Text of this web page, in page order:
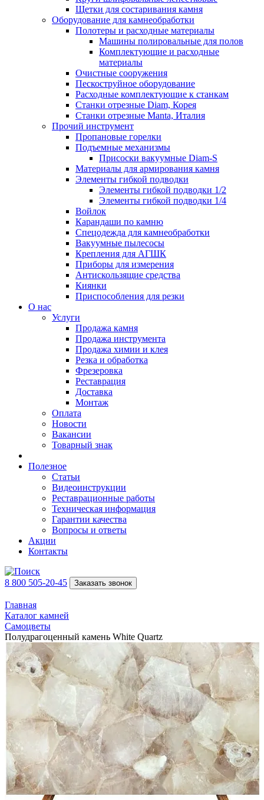
Щетки для состаривания камня
Оборудование для камнеобработки
Полотеры и расходные материалы
Машины полировальные для полов
Комплектующие и расходные
материалы
Очистные сооружения
Пескоструйное оборудование
Расходные комплектующие к станкам
Станки отрезные Diam, Корея
Станки отрезные Manta, Италия
Прочий инструмент
Пропановые горелки
Подъeмные механизмы
Присоски вакуумные Diam-S
Материалы для армирования камня
Элементы гибкой подводки
Элементы гибкой подводки 1/2
Элементы гибкой подводки 1/4
Войлок
Карандаши по камню
Спецодежда для камнеобработки
Вакуумные пылесосы
Крепления для АГШК
Приборы для измерения
Антискользящие средства
Киянки
Приспособления для резки
О нас
Услуги
Продажа камня
Продажа инструмента
Продажа химии и клея
Резка и обработка
Фрезеровка
Реставрация
Доставка
Монтаж
Оплата
Новости
Вакансии
Товарный знак
Полезное
Статьи
Видеоинструкции
Реставрационные работы
Техническая информация
Гарантии качества
Вопросы и ответы
Акции
Контакты
8 800 505-20-45 Заказать звонок
Главная
Каталог камней
Самоцветы
Полудрагоценный камень White Quartz